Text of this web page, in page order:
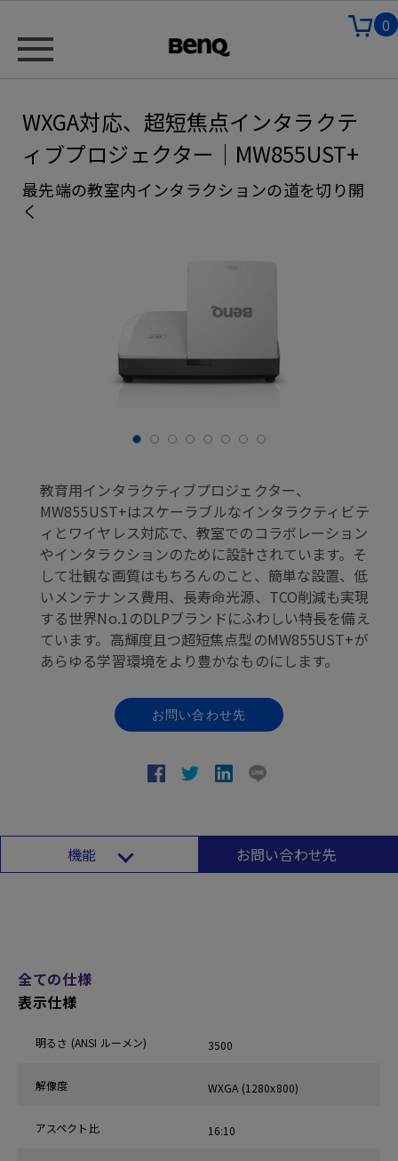
0
WXGA対応、超短焦点インタラクテ
ィブプロジェクター｜MW855UST+
最先端の教室内インタラクションの道を切り開
く
教育用インタラクティブプロジェクター、
MW855UST+はスケーラブルなインタラクティビテ
ィとワイヤレス対応で、教室でのコラボレーション
やインタラクションのために設計されています。そ
して壮観な画質はもちろんのこと、簡単な設置、低
いメンテナンス費用、長寿命光源、TCO削減も実現
する世界No.1のDLPブランドにふわしい特長を備え
ています。高輝度且つ超短焦点型のMW855UST+が
あらゆる学習環境をより豊かなものにします。
お問い合わせ先
機能 お問い合わせ先
全ての仕様
表示仕様
明るさ (ANSI ルーメン) 3500
解像度 WXGA (1280x800)
アスペクト比 16:10